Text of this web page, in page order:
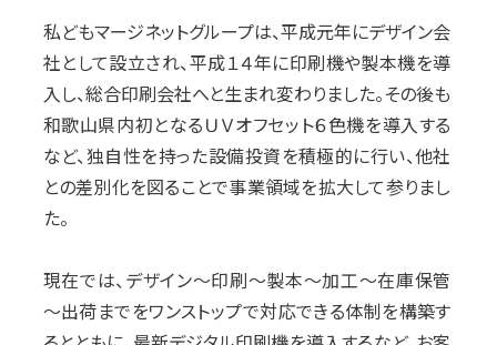
私どもマージネットグループは、平成元年にデザイン会
社として設立され、平成１４年に印刷機や製本機を導
入し、総合印刷会社へと生まれ変わりました。その後も
和歌山県内初となるＵＶオフセット６色機を導入する
など、独自性を持った設備投資を積極的に行い、他社
との差別化を図ることで事業領域を拡大して参りまし
た。
現在では、デザイン～印刷～製本～加工～在庫保管
～出荷までをワンストップで対応できる体制を構築す